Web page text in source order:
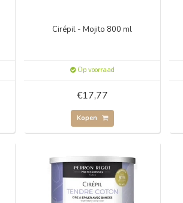
Cirépil - Mojito 800 ml
Op voorraad
€17,77
Kopen